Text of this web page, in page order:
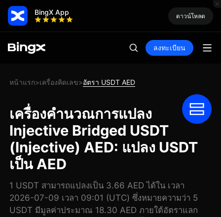
BingX App ดาวน์โหลด
ลงทะเบียน
หน้าแรก>เครื่องคิดเลข>อัตรา USDT AED
เครื่องคำนวณการแปลง
Injective Bridged USDT
(Injective) AED: แปลง USDT
เป็น AED
1 USDT สามารถแปลงเป็น 3.66 AED ได้ใน เวลา
2026-07-09 เวลา 09:01 (UTC) ซึ่งหมายความว่า 5
USDT มีมูลค่าประมาณ 18.30 AED ภายใต้อัตราแลก